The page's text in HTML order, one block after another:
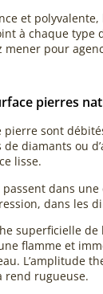
et
à chaque type
mener pour
pierres
pierre sont
diamants ou
lisse.
passent dans
dans les
superficielle
flamme et
L’amplitude
rend rugueuse.